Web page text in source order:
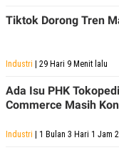
E
P
A
E
S
E
E
E
O
Tiktok Dorong Tren
Industri | 29 Hari 9 Menit lalu
Ada Isu PHK
Commerce Masih
Industri | 1 Bulan 3 Hari 1 Jam